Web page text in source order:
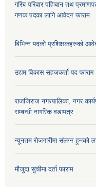
गरिब परिवार पहिचान तथ
गणक पदका लागि आवेदन फाराम
बिभिन्न पदको प्रशिक्षकहरुको
उद्यम विकास सहजकर्ता पद फाराम
राजजिराज नगरपालिका, नगर
सम्बन्धी नागरिक वडापत्र
न्यूनतम रोजगारीमा संलग्न हुनको
मौजुदा सुचीमा दर्ता फाराम